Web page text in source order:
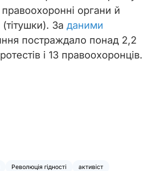
органи й
За даними
постраждало понад 2,2
і 13 правоохоронців.
Революція гідності
активіст